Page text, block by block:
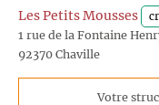
Les Petits Mousses
1 rue de la Fontaine
92370 Chaville
Votre